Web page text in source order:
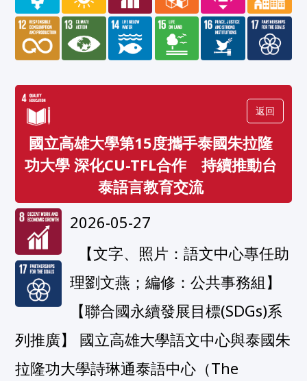
國立高雄大學第15度攜手泰國朱拉隆
功大學 深化CU-TFL合作 持續推動台
泰語言教育交流
返回
2026-05-27
理劉文燕；編修：公共事務組】
【聯合國永續發展目標(SDGs)系
列推廣】 國立高雄大學語文中心與泰國朱
拉隆功大學詩琳通泰語中心（The